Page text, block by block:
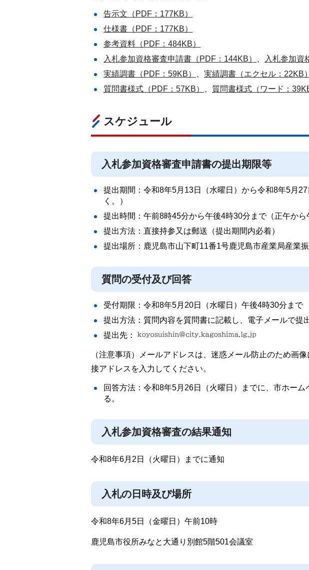
告示文（PDF：177KB）
仕様書（PDF：177KB）
参考資料（PDF：484KB）
入札参加資格審査申請書（PDF：144KB）
入札参加資
実績調書（PDF：59KB）
、実績調書（エクセル：22KB）
質問書様式（PDF：57KB）
質問書様式（ワード：
スケジュール
入札参加資格審査申請書の提出期限等
提出期間：令和8年5月13日（水曜日）から令和8年5月
く。）
提出時間：午前8時45分から午後4時30分まで（正午から
提出方法：直接持参又は郵送（提出期間内必着）
提出場所：鹿児島市山下町11番1号鹿児島市産業局産業
質問の受付及び回答
受付期限：令和8年5月20日（水曜日）午後4時30分まで
提出方法：質問内容を質問書に記載し、電子メールで提
提出先：
（注意事項）メールアドレスは、迷惑メール防止のため画
接アドレスを入力してください。
回答方法：令和8年5月26日（火曜日）までに、市ホー
る。
入札参加資格審査の結果通知
令和8年6月2日（火曜日）までに通知
入札の日時及び場所
令和8年6月5日（金曜日）午前10時
鹿児島市役所みなと大通り別館5階501会議室